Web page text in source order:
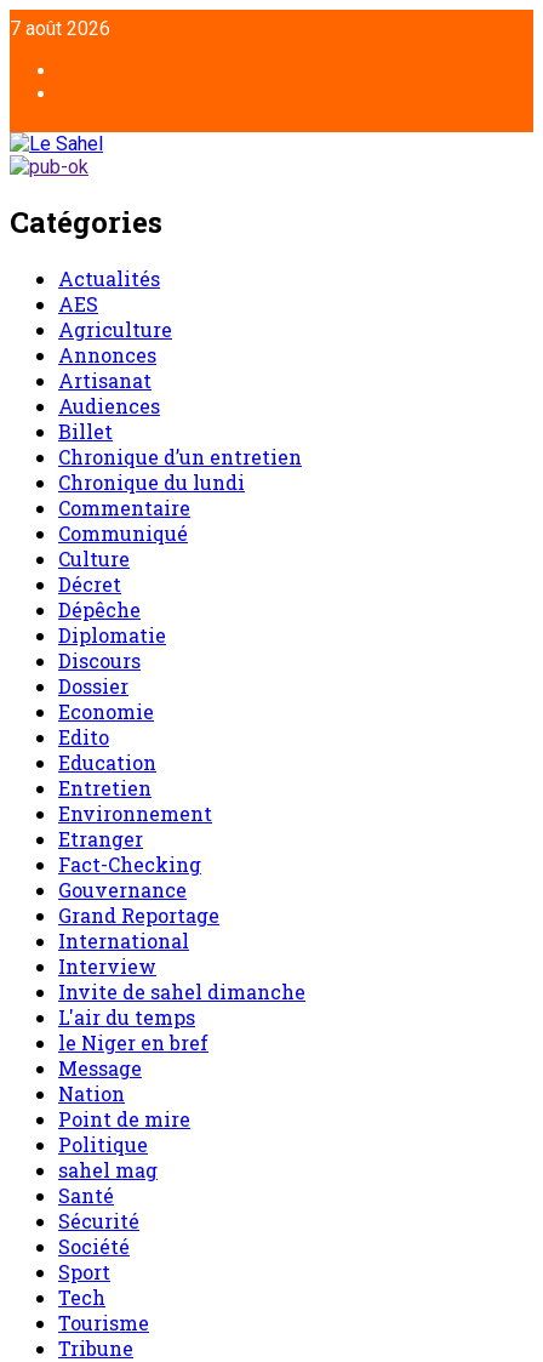
7 août 2026
Catégories
Actualités
AES
Agriculture
Annonces
Artisanat
Audiences
Billet
Chronique d’un entretien
Chronique du lundi
Commentaire
Communiqué
Culture
Décret
Dépêche
Diplomatie
Discours
Dossier
Economie
Edito
Education
Entretien
Environnement
Etranger
Fact-Checking
Gouvernance
Grand Reportage
International
Interview
Invite de sahel dimanche
L'air du temps
le Niger en bref
Message
Nation
Point de mire
Politique
sahel mag
Santé
Sécurité
Société
Sport
Tech
Tourisme
Tribune